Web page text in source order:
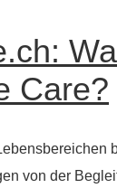
Care?
von der